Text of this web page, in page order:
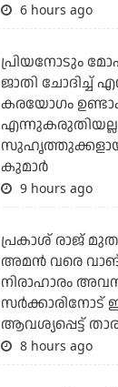
6 hours ago
പ്രിയനോടും
ജാതി
കരയോഗം
എന്നുകരുതിയല്ല
കുമാര്‍
9 hours ago
പ്രകാശ് രാജ്
അമന്‍ വരെ
നിരാഹാരം
സര്‍ക്കാരിനോട്
ആവശ്യപ്പെട്ട്
8 hours ago